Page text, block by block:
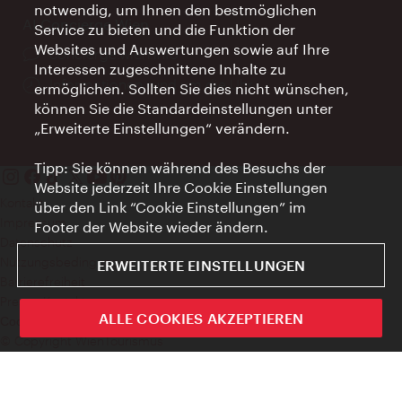
AI Concierge Wien
Ort:
concierge.wien.info
Öffnungszeiten:
Informationen rund um die Uhr
Kontakt
Impressum
Datenschutz
Nutzungsbedingungen
Presse-Kontakt
Cookie Einstellungen
© Copyright WienTourismus
notwendig, um Ihnen den bestmöglichen
Service zu bieten und die Funktion der
Websites und Auswertungen sowie auf Ihre
Interessen zugeschnittene Inhalte zu
ermöglichen. Sollten Sie dies nicht wünschen,
können Sie die Standardeinstellungen unter
„Erweiterte Einstellungen“ verändern.
Tipp: Sie können während des Besuchs der
Website jederzeit Ihre Cookie Einstellungen
über den Link “Cookie Einstellungen” im
Footer der Website wieder ändern.
ERWEITERTE EINSTELLUNGEN
ALLE COOKIES AKZEPTIEREN